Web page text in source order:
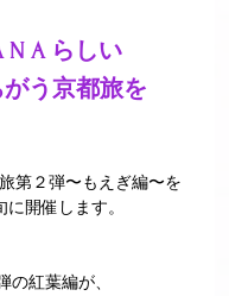
N A らしい
う京都旅を
第２弾〜もえぎ編〜を
に開催します。
の紅葉編が、